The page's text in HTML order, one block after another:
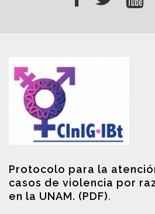
Protocolo para la
casos de violencia por
en la UNAM. (PDF).